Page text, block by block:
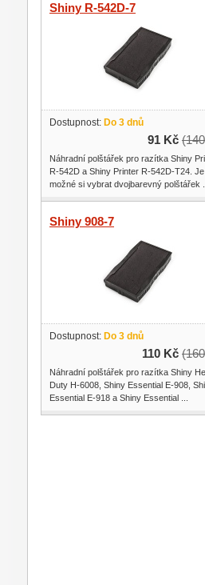
Shiny R-542D-7
Dostupnost: Do 3 dnů
91 Kč
Náhradní polštářek pro razítka Shiny
R-542D a Shiny Printer R-542D-T24. Je
možné si vybrat dvojbarevný polštářek
Shiny 908-7
Dostupnost: Do 3 dnů
110 Kč
Náhradní polštářek pro razítka Shiny
Duty H-6008, Shiny Essential E-908,
Essential E-918 a Shiny Essential ...